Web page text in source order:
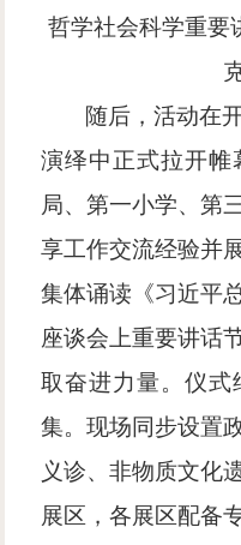
哲学社会科学重要
随后，活动在
演绎中正式拉开帷
局、第一小学、第
享工作交流经验并
集体诵读《习近平
座谈会上重要讲话
取奋进力量。仪
集。现场同步设置
义诊、非物质文化
展区，各展区配备